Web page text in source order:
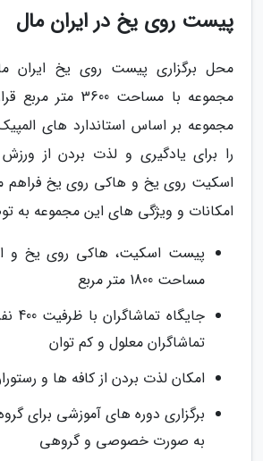
پیست روی یخ در ایران مال
محل برگزاری پیست روی یخ ایران
مجموعه با مساحت
مجموعه بر اساس استاندارد های
را برای یادگیری و لذت بردن از
اسکیت روی یخ و هاکی روی یخ فراهم
امکانات و ویژگی های این مجموعه به
پیست اسکیت، هاکی روی یخ و
مساحت 1800 متر مربع
تماشاگران معلول و کم توان
امکان لذت بردن از کافه ها و
برگزاری دوره های آموزشی برای
به صورت خصوصی و گروهی